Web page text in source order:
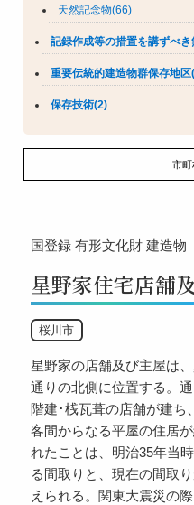
天然記念物(66)
記録作成等の措置を講ずべ
重要伝統的建造物群保存地区
保存技術(2)
市町
国登録 有形文化財 建造物
星野家住宅店舗
桜川市
星野家の店舗及び主屋は
通りの北側に位置する。
階建･桟瓦葺の店舗が建ち
客間からなる平屋の住居
れたことは、明治35年当
る間取りと、現在の間取
えられる。関東大震災の